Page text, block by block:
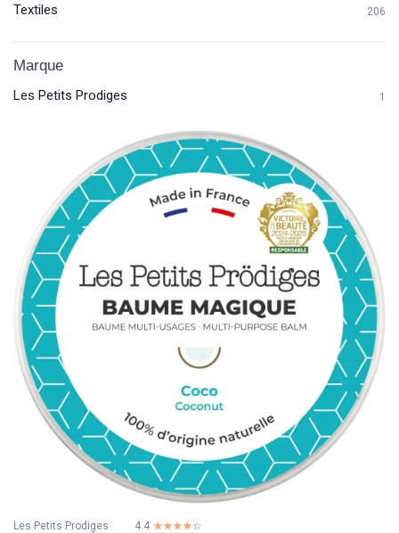
Textiles 206
Marque
Les Petits Prodiges 1
Les Petits Prodiges 4.4 ☆☆☆☆☆
★★★★★